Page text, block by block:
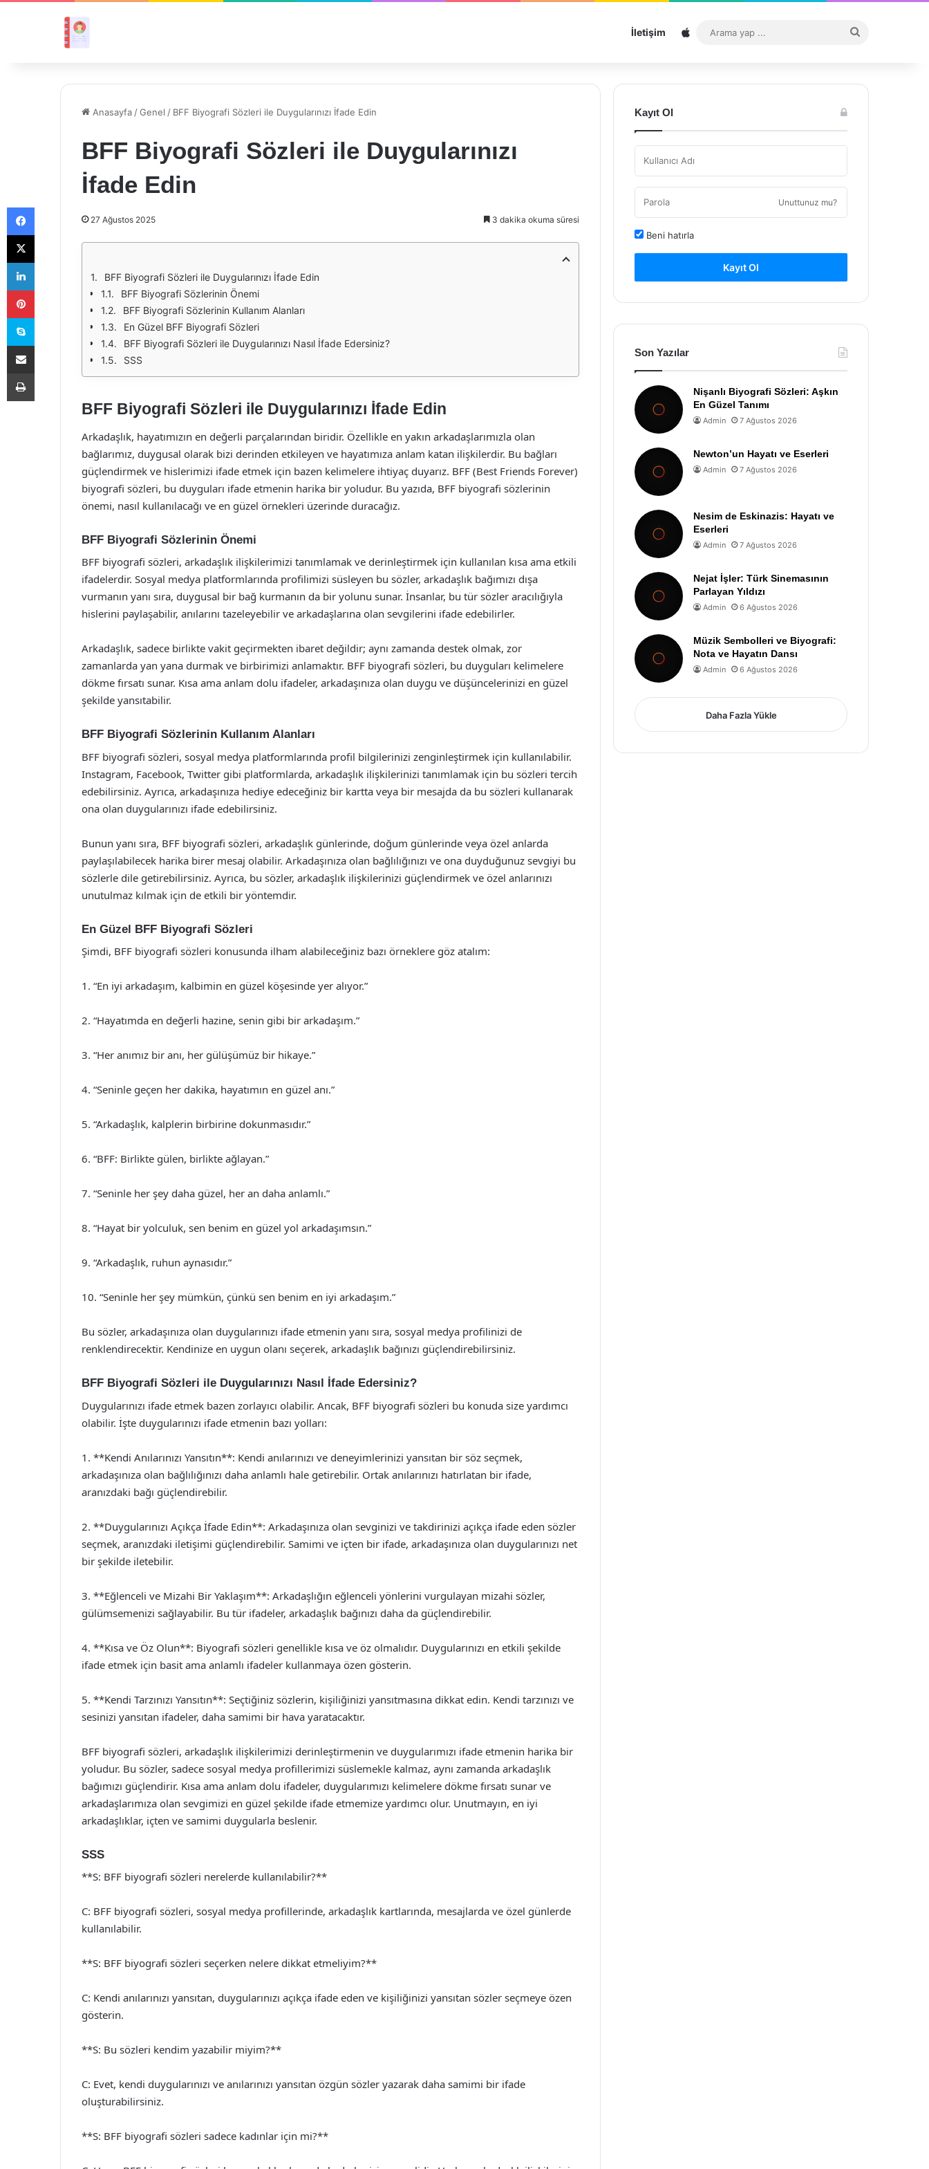
İletişim Sitemap
...
Anasayfa /Genel / BFF Biyografi Sözleri ile Duygularınızı İfade Edin
BFF Biyografi Sözleri ile Duygularınızı
İfade Edin
27 Ağustos 2025 3 dakika okuma süresi
BFF Biyografi Sözleri ile Duygularınızı İfade Edin
BFF Biyografi Sözlerinin Önemi
BFF Biyografi Sözlerinin Kullanım Alanları
En Güzel BFF Biyografi Sözleri
BFF Biyografi Sözleri ile Duygularınızı Nasıl İfade Edersiniz?
SSS
BFF Biyografi Sözleri ile Duygularınızı İfade Edin
Arkadaşlık, hayatımızın en değerli parçalarından biridir. Özellikle en yakın arkadaşlarımızla olan
bağlarımız, duygusal olarak bizi derinden etkileyen ve hayatımıza anlam katan ilişkilerdir. Bu bağları
güçlendirmek ve hislerimizi ifade etmek için bazen kelimelere ihtiyaç duyarız. BFF (Best Friends Forever)
biyografi sözleri, bu duyguları ifade etmenin harika bir yoludur. Bu yazıda, BFF biyografi sözlerinin
önemi, nasıl kullanılacağı ve en güzel örnekleri üzerinde duracağız.
BFF Biyografi Sözlerinin Önemi
BFF biyografi sözleri, arkadaşlık ilişkilerimizi tanımlamak ve derinleştirmek için kullanılan kısa ama etkili
ifadelerdir. Sosyal medya platformlarında profilimizi süsleyen bu sözler, arkadaşlık bağımızı dışa
vurmanın yanı sıra, duygusal bir bağ kurmanın da bir yolunu sunar. İnsanlar, bu tür sözler aracılığıyla
hislerini paylaşabilir, anılarını tazeleyebilir ve arkadaşlarına olan sevgilerini ifade edebilirler.
Arkadaşlık, sadece birlikte vakit geçirmekten ibaret değildir; aynı zamanda destek olmak, zor
zamanlarda yan yana durmak ve birbirimizi anlamaktır. BFF biyografi sözleri, bu duyguları kelimelere
dökme fırsatı sunar. Kısa ama anlam dolu ifadeler, arkadaşınıza olan duygu ve düşüncelerinizi en güzel
şekilde yansıtabilir.
BFF Biyografi Sözlerinin Kullanım Alanları
BFF biyografi sözleri, sosyal medya platformlarında profil bilgilerinizi zenginleştirmek için kullanılabilir.
Instagram, Facebook, Twitter gibi platformlarda, arkadaşlık ilişkilerinizi tanımlamak için bu sözleri tercih
edebilirsiniz. Ayrıca, arkadaşınıza hediye edeceğiniz bir kartta veya bir mesajda da bu sözleri kullanarak
ona olan duygularınızı ifade edebilirsiniz.
Bunun yanı sıra, BFF biyografi sözleri, arkadaşlık günlerinde, doğum günlerinde veya özel anlarda
paylaşılabilecek harika birer mesaj olabilir. Arkadaşınıza olan bağlılığınızı ve ona duyduğunuz sevgiyi bu
sözlerle dile getirebilirsiniz. Ayrıca, bu sözler, arkadaşlık ilişkilerinizi güçlendirmek ve özel anlarınızı
unutulmaz kılmak için de etkili bir yöntemdir.
En Güzel BFF Biyografi Sözleri
Şimdi, BFF biyografi sözleri konusunda ilham alabileceğiniz bazı örneklere göz atalım:
1. “En iyi arkadaşım, kalbimin en güzel köşesinde yer alıyor.”
2. “Hayatımda en değerli hazine, senin gibi bir arkadaşım.”
3. “Her anımız bir anı, her gülüşümüz bir hikaye.”
4. “Seninle geçen her dakika, hayatımın en güzel anı.”
5. “Arkadaşlık, kalplerin birbirine dokunmasıdır.”
6. “BFF: Birlikte gülen, birlikte ağlayan.”
7. “Seninle her şey daha güzel, her an daha anlamlı.”
8. “Hayat bir yolculuk, sen benim en güzel yol arkadaşımsın.”
9. “Arkadaşlık, ruhun aynasıdır.”
10. “Seninle her şey mümkün, çünkü sen benim en iyi arkadaşım.”
Bu sözler, arkadaşınıza olan duygularınızı ifade etmenin yanı sıra, sosyal medya profilinizi de
renklendirecektir. Kendinize en uygun olanı seçerek, arkadaşlık bağınızı güçlendirebilirsiniz.
BFF Biyografi Sözleri ile Duygularınızı Nasıl İfade Edersiniz?
Duygularınızı ifade etmek bazen zorlayıcı olabilir. Ancak, BFF biyografi sözleri bu konuda size yardımcı
olabilir. İşte duygularınızı ifade etmenin bazı yolları:
1. **Kendi Anılarınızı Yansıtın**: Kendi anılarınızı ve deneyimlerinizi yansıtan bir söz seçmek,
arkadaşınıza olan bağlılığınızı daha anlamlı hale getirebilir. Ortak anılarınızı hatırlatan bir ifade,
aranızdaki bağı güçlendirebilir.
2. **Duygularınızı Açıkça İfade Edin**: Arkadaşınıza olan sevginizi ve takdirinizi açıkça ifade eden sözler
seçmek, aranızdaki iletişimi güçlendirebilir. Samimi ve içten bir ifade, arkadaşınıza olan duygularınızı net
bir şekilde iletebilir.
3. **Eğlenceli ve Mizahi Bir Yaklaşım**: Arkadaşlığın eğlenceli yönlerini vurgulayan mizahi sözler,
gülümsemenizi sağlayabilir. Bu tür ifadeler, arkadaşlık bağınızı daha da güçlendirebilir.
4. **Kısa ve Öz Olun**: Biyografi sözleri genellikle kısa ve öz olmalıdır. Duygularınızı en etkili şekilde
ifade etmek için basit ama anlamlı ifadeler kullanmaya özen gösterin.
5. **Kendi Tarzınızı Yansıtın**: Seçtiğiniz sözlerin, kişiliğinizi yansıtmasına dikkat edin. Kendi tarzınızı ve
sesinizi yansıtan ifadeler, daha samimi bir hava yaratacaktır.
BFF biyografi sözleri, arkadaşlık ilişkilerimizi derinleştirmenin ve duygularımızı ifade etmenin harika bir
yoludur. Bu sözler, sadece sosyal medya profillerimizi süslemekle kalmaz, aynı zamanda arkadaşlık
bağımızı güçlendirir. Kısa ama anlam dolu ifadeler, duygularımızı kelimelere dökme fırsatı sunar ve
arkadaşlarımıza olan sevgimizi en güzel şekilde ifade etmemize yardımcı olur. Unutmayın, en iyi
arkadaşlıklar, içten ve samimi duygularla beslenir.
SSS
**S: BFF biyografi sözleri nerelerde kullanılabilir?**
C: BFF biyografi sözleri, sosyal medya profillerinde, arkadaşlık kartlarında, mesajlarda ve özel günlerde
kullanılabilir.
**S: BFF biyografi sözleri seçerken nelere dikkat etmeliyim?**
C: Kendi anılarınızı yansıtan, duygularınızı açıkça ifade eden ve kişiliğinizi yansıtan sözler seçmeye özen
gösterin.
**S: Bu sözleri kendim yazabilir miyim?**
C: Evet, kendi duygularınızı ve anılarınızı yansıtan özgün sözler yazarak daha samimi bir ifade
oluşturabilirsiniz.
**S: BFF biyografi sözleri sadece kadınlar için mi?**
Kayıt Ol
Unuttunuz mu?
Beni hatırla
Kayıt Ol
Son Yazılar
Nişanlı Biyografi Sözleri: Aşkın
En Güzel Tanımı
Admin 7 Ağustos 2026
Newton’un Hayatı ve Eserleri
Admin 7 Ağustos 2026
Nesim de Eskinazis: Hayatı ve
Eserleri
Admin 7 Ağustos 2026
Nejat İşler: Türk Sinemasının
Parlayan Yıldızı
Admin 6 Ağustos 2026
Müzik Sembolleri ve Biyografi:
Nota ve Hayatın Dansı
Admin 6 Ağustos 2026
Daha Fazla Yükle
Facebook
X
LinkedIn
Pinterest
Skype
E-Posta ile paylaş